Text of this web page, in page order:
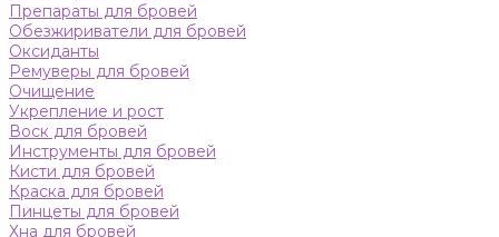
Препараты для бровей
Обезжириватели для бровей
Оксиданты
Ремуверы для бровей
Очищение
Укрепление и рост
Воск для бровей
Инструменты для бровей
Кисти для бровей
Краска для бровей
Пинцеты для бровей
Хна для бровей